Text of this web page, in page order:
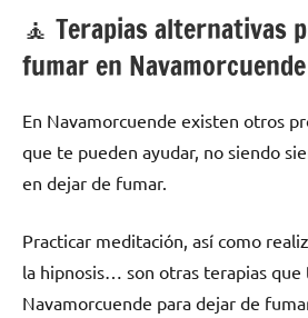
🧘 ‍Terapias alternativas
fumar en Navamorcuende
En Navamorcuende existen otros
quе te pueden ayudar, no siendo
en dejar dе fumar.
Practicar meditación, así cοmο
la hipnosis… son otras terapias quе
Navamorcuende pаrа dejar dе